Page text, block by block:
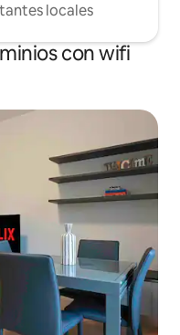
locales
con wifi